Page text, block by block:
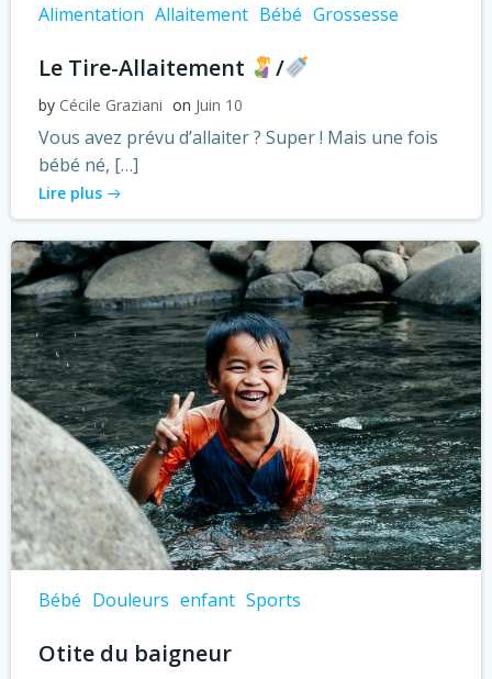
Alimentation Allaitement Bébé Grossesse
Le Tire-Allaitement /
by Cécile Graziani on Juin 10
Vous avez prévu d’allaiter ? Super ! Mais une fois
bébé né, […]
Lire plus
Bébé Douleurs enfant Sports
Otite du baigneur